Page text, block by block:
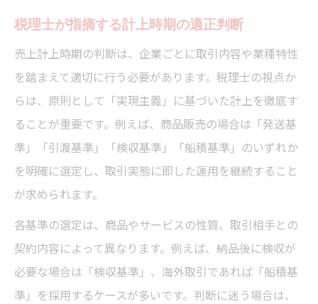
税理士が指摘する計上時期の適正判断
売上計上時期の判断は、企業ごとに取引内容や業種特性
を踏まえて適切に行う必要があります。税理士の視点か
らは、原則として「実現主義」に基づいた計上を徹底す
ることが重要です。例えば、商品販売の場合は「発送基
準」「引渡基準」「検収基準」「船積基準」のいずれか
を明確に選定し、取引実態に即した運用を継続すること
が求められます。
各基準の選定は、商品やサービスの性質、取引相手との
契約内容によって異なります。例えば、納品後に検収が
必要な場合は「検収基準」、海外取引であれば「船積基
準」を採用するケースが多いです。判断に迷う場合は、